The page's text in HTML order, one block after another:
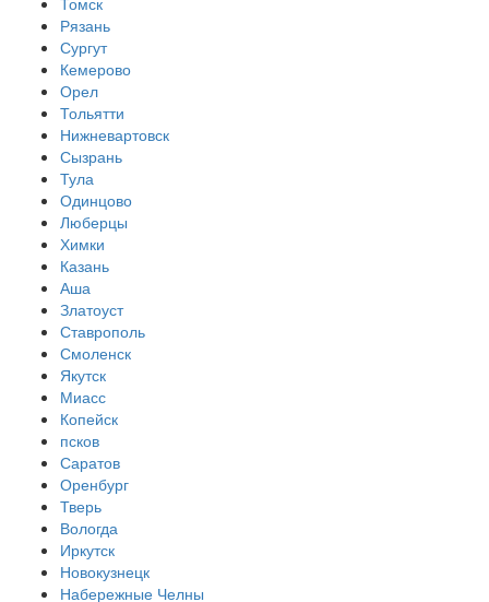
Рязань
Сургут
Кемерово
Орел
Тольятти
Нижневартовск
Сызрань
Тула
Одинцово
Люберцы
Химки
Казань
Аша
Златоуст
Ставрополь
Смоленск
Якутск
Миасс
Копейск
псков
Саратов
Оренбург
Тверь
Вологда
Иркутск
Новокузнецк
Набережные Челны